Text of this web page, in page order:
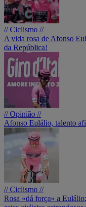
// Ciclismo //
A vida rosa de Afonso
da República!
// Opinião //
Afonso Eulálio, talento
// Ciclismo //
Rosa «dá força» a